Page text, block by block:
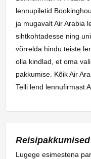
lennupiletid
ja mugavalt Air Arabia
sihtkohtadesse ning
võrrelda hindu teiste
olla kindlad, et oma
pakkumise. Kõik Air
Telli lend lennufirmast
Lugege esimestena